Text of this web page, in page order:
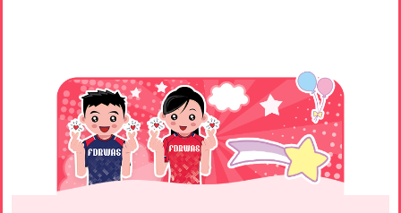
Main
navigation